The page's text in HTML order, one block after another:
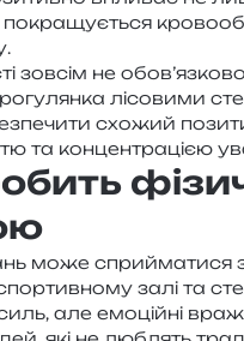
зов­сім не
лісо­ви­ми
схо­жий
та кон­цен­тра­ці­єю
може спри­йма­ти­ся
залі та
але емо­цій­ні